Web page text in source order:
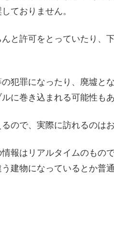
ておりません。
と許可をとっていたり、
犯罪になったり、廃墟と
に巻き込まれる可能性もあ
ので、実際に訪れるのはお
報はリアルタイムのもの
建物になっているとか普通